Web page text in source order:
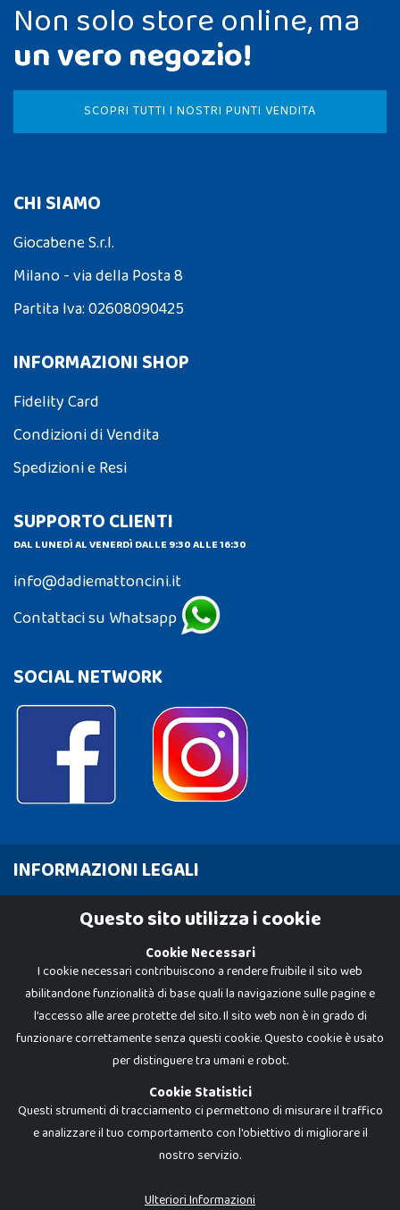
Non solo store online, ma
un vero negozio!
SCOPRI TUTTI I NOSTRI PUNTI VENDITA
CHI SIAMO
Giocabene S.r.l.
Milano - via della Posta 8
Partita Iva: 02608090425
INFORMAZIONI SHOP
Fidelity Card
Condizioni di Vendita
Spedizioni e Resi
SUPPORTO CLIENTI
DAL LUNEDÌ AL VENERDÌ DALLE 9:30 ALLE 16:30
info@dadiemattoncini.it
Contattaci su Whatsapp
SOCIAL NETWORK
INFORMAZIONI LEGALI
Cookie Policy
Dadi e Mattoncini è un brand di Giocabene Srl. Ogni riproduzione o utilizzo non
I prezzi e le promozioni pubblicate potrebbero differire da quanto esposto in
Questo sito utilizza i cookie
Cookie Necessari
I cookie necessari contribuiscono a rendere fruibile il sito web
abilitandone funzionalità di base quali la navigazione sulle pagine e
l'accesso alle aree protette del sito. Il sito web non è in grado di
funzionare correttamente senza questi cookie. Questo cookie è usato
per distinguere tra umani e robot.
Cookie Statistici
Questi strumenti di tracciamento ci permettono di misurare il traffico
e analizzare il tuo comportamento con l'obiettivo di migliorare il
nostro servizio.
Ulteriori Informazioni